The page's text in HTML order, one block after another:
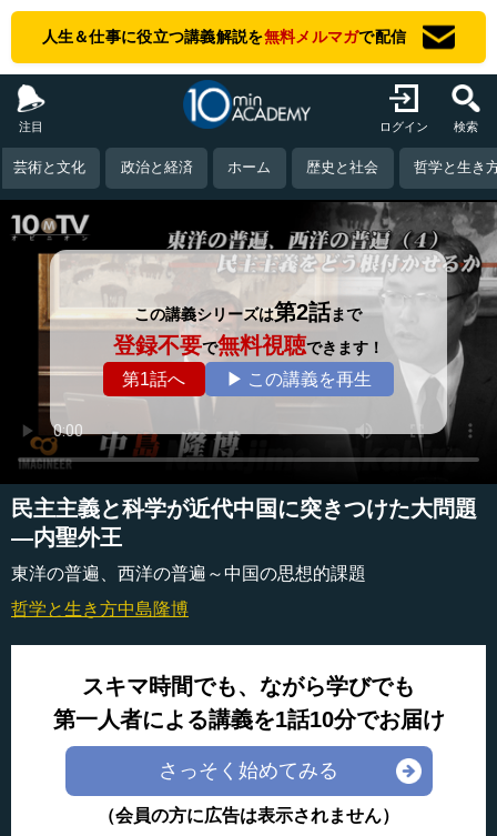
人生＆仕事に役立つ講義解説を無料メルマガで配信
注目 ログイン 検索
芸術と文化 政治と経済 ホーム 歴史と社会 哲学と生き
この講義シリーズは第2話まで
登録不要で無料視聴できます！
第1話へ ▶ この講義を再生
民主主義と科学が近代中国に突きつけた大問題
―内聖外王
東洋の普遍、西洋の普遍～中国の思想的課題
哲学と生き方中島隆博
スキマ時間でも、ながら学びでも
第一人者による講義を1話10分でお届け
さっそく始めてみる
（会員の方に広告は表示されません）